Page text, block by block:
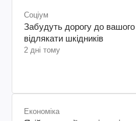
Соціум
Забудуть дорогу до
відлякати шкідників
2 дні тому
Економіка